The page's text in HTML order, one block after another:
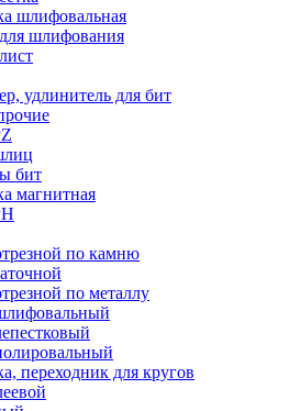
шлифовальная
шлифования
удлинитель для бит
бит
магнитная
по камню
по металлу
переходник для кругов